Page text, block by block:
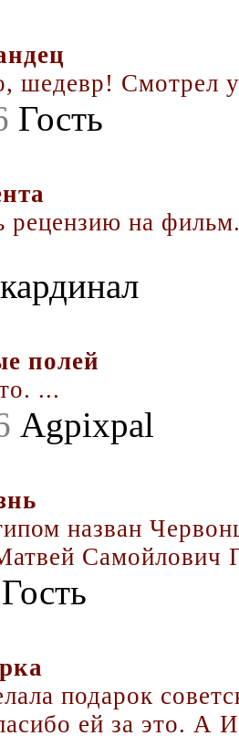
шедевр! Смотрел
Гость
рецензию на
кардинал
полей
...
Agpixpal
назван
Самойлович
Гость
подарок
ей за это. А